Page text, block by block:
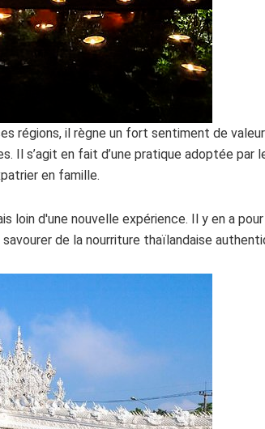
régions, il règne un fort sentiment de
Il s’agit en fait d’une pratique adoptée par
en famille.
loin d'une nouvelle expérience. Il y en a
de la nourriture thaïlandaise